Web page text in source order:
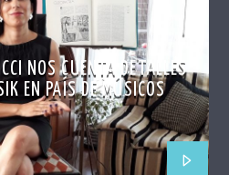
NOS CUENTA DETALLES
EN PAÍS DE MÚSICOS